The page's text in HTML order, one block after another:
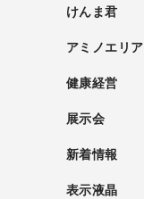
けんま君
アミノエリア
健康経営
展示会
新着情報
表示液晶